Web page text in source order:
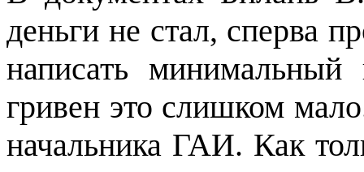
деньги не стал, сперва
написать
гривен это слишком
начальника ГАИ. Как